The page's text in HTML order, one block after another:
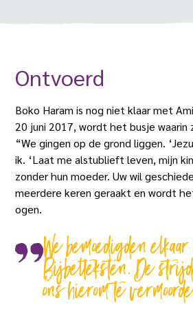
Ontvoerd
Boko Haram is nog niet klaar met
20 juni 2017, wordt het busje
“We gingen op de grond liggen.
ik. ‘Laat me alstublieft leven, mijn
zonder hun moeder. Uw wil
meerdere keren geraakt en wordt
ogen.
We bemoedigden
Bijbelteksten. De
ons hierom te